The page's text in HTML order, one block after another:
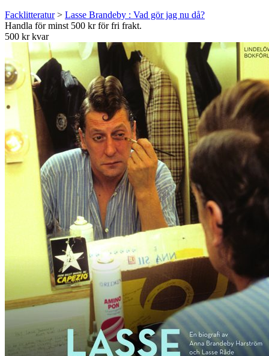
Facklitteratur> Lasse Brandeby : Vad gör jag nu då?
Handla för minst 500 kr för fri frakt.
500 kr kvar